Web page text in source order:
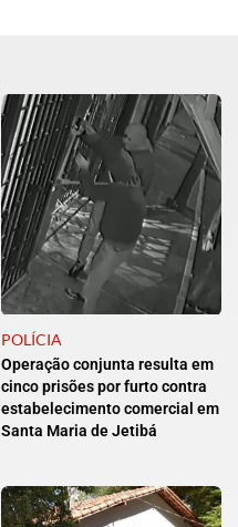
POLÍCIA
Operação conjunta resulta em
cinco prisões por furto contra
estabelecimento comercial em
Santa Maria de Jetibá